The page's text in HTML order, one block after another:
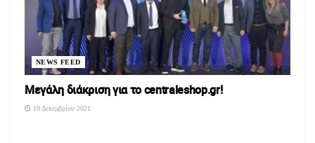
NEWS FEED
Μεγάλη διάκριση για το centraleshop.gr!
19 Δεκεμβρίου 2021